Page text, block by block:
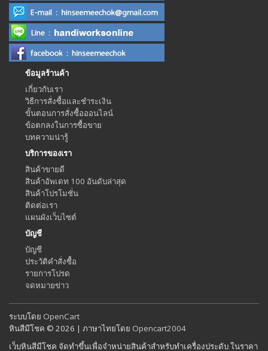
ข้อมูลร้านค้า
เกี่ยวกับเรา
วิธีการสั่งซื้อและชำระเงิน
ขั้นตอนการสั่งซื้อออนไลน์
ข้อตกลงในการซื้อขาย
บทความน่ารู้
บริการของเรา
สินค้าขายดี
สินค้าอัพเดท 100 อันดับล่าสุด
สินค้าโปรโมชั่น
ติดต่อเรา
แผนผังเว็บไซต์
บัญชี
บัญชี
ประวัติคำสั่งซื้อ
รายการโปรด
จดหมายข่าว
ระบบโดย OpenCart
หินสีมีโชค © 2026 | ภาษาไทยโดย Opencart2004
เว็บหินสีมีโชค จัดทำขึ้นเพื่อจำหน่ายสินค้าสำหรับทำเครื่องประดับ ในราคา